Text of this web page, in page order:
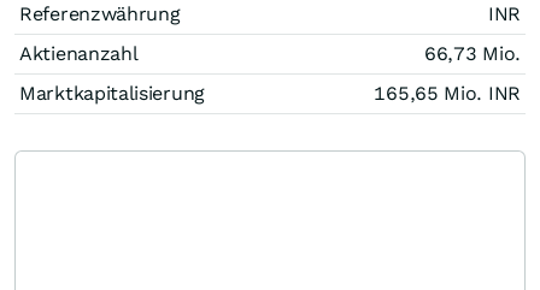
Referenzwährung
INR
Aktienanzahl
66,73 Mio.
Marktkapitalisierung
165,65 Mio. INR